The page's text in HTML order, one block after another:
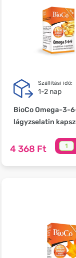
Szállítási idő:
1-2 nap
BioCo Omega-3-
lágyzselatin
4 368 Ft